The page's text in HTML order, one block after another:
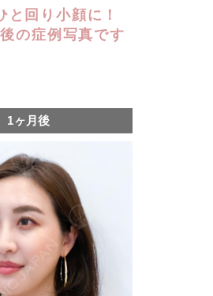
回り小顔に！
の症例写真です
1ヶ月後